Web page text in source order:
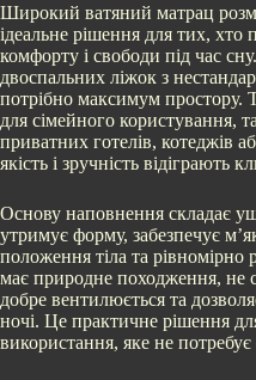
Широкий ватяний матрац
ідеальне рішення для тих, хто
комфорту і свободи під час
двоспальних ліжок з
потрібно максимум простору.
для сімейного користування,
приватних готелів, котеджів
якість і зручність відіграють
Основу наповнення складає
утримує форму, забезпечує
положення тіла та рівномірно
має природне походження, не
добре вентилюється та
ночі. Це практичне рішення
використання, яке не потребує